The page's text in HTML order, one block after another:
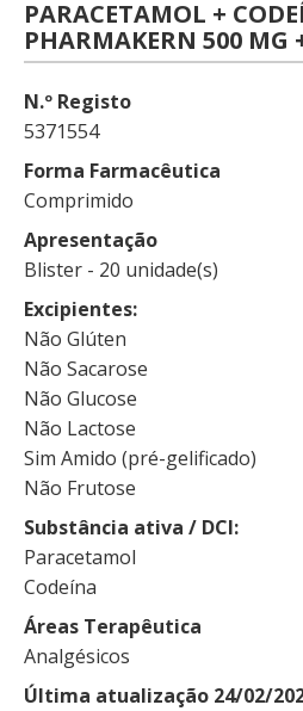
PARACETAMOL +
PHARMAKERN 500 MG
N.º Registo
5371554
Forma Farmacêutica
Comprimido
Apresentação
Blister - 20 unidade(s)
Excipientes
Não Glúten
Não Sacarose
Não Glucose
Não Lactose
Sim Amido (pré-gelificado)
Não Frutose
Substância ativa / DCI
Paracetamol
Codeína
Áreas Terapêutica
Analgésicos
Última atualização 24/02/